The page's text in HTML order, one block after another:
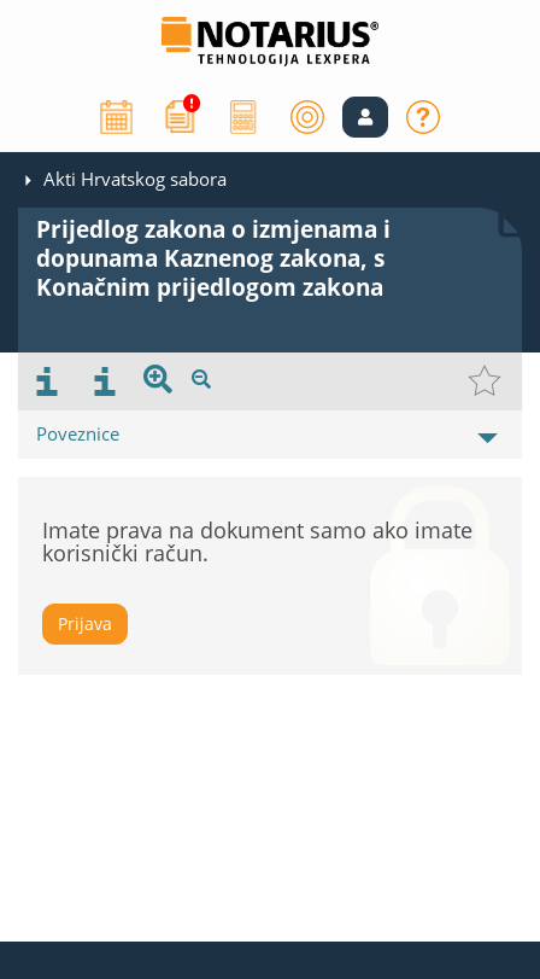
Akti Hrvatskog sabora
Prijedlog zakona o izmjenama i
dopunama Kaznenog zakona, s
Konačnim prijedlogom zakona
Poveznice
Imate prava na dokument samo ako imate
korisnički račun.
Prijava